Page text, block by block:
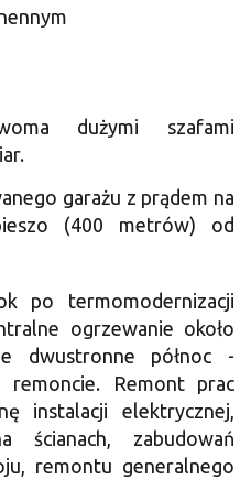
dużymi szafami
garażu z prądem na
(400 metrów) od
po termomodernizacji
ogrzewanie około
dwustronne północ -
remoncie. Remont prac
instalacji elektrycznej,
ścianach, zabudowań
remontu generalnego